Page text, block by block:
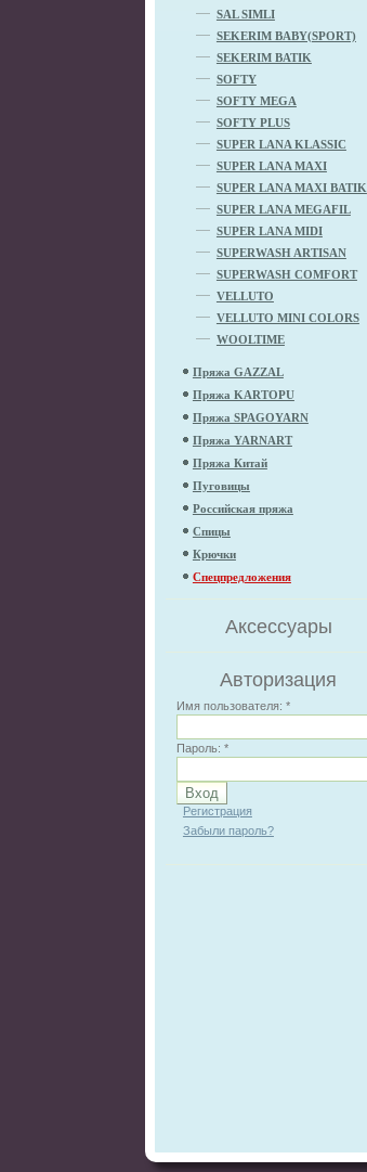
SAL SIMLI
SEKERIM BABY(SPORT)
SEKERIM BATIK
SOFTY
SOFTY MEGA
SOFTY PLUS
SUPER LANA KLASSIC
SUPER LANA MAXI
SUPER LANA MAXI BATIK
SUPER LANA MEGAFIL
SUPER LANA MIDI
SUPERWASH ARTISAN
SUPERWASH COMFORT
VELLUTO
VELLUTO MINI COLORS
WOOLTIME
Пряжа GAZZAL
Пряжа KARTOPU
Пряжа SPAGOYARN
Пряжа YARNART
Пряжа Китай
Пуговицы
Российская пряжа
Спицы
Крючки
Спецпредложения
Аксессуары
Авторизация
Имя пользователя:*
Пароль:*
Регистрация
Забыли пароль?